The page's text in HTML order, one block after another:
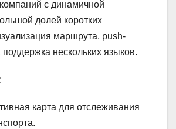
с динамичной
долей коротких
маршрута, push-
нескольких языков.
карта для отслеживания